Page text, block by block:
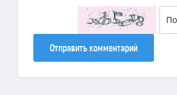
Отправить комментарий